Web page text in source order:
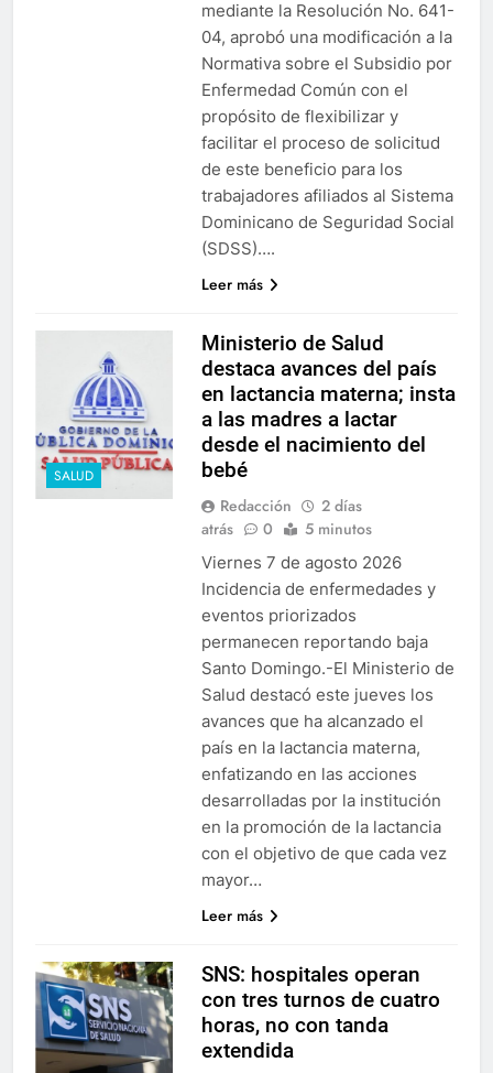
mediante la Resolución No. 641-
04, aprobó una modificación a la
Normativa sobre el Subsidio por
Enfermedad Común con el
propósito de flexibilizar y
facilitar el proceso de solicitud
de este beneficio para los
trabajadores afiliados al Sistema
Dominicano de Seguridad Social
(SDSS)….
Leer más
SALUD
Ministerio de Salud
destaca avances del país
en lactancia materna; insta
a las madres a lactar
desde el nacimiento del
bebé
Redacción
2 días
atrás
0 5 minutos
Viernes 7 de agosto 2026
Incidencia de enfermedades y
eventos priorizados
permanecen reportando baja
Santo Domingo.-El Ministerio de
Salud destacó este jueves los
avances que ha alcanzado el
país en la lactancia materna,
enfatizando en las acciones
desarrolladas por la institución
en la promoción de la lactancia
con el objetivo de que cada vez
mayor…
Leer más
SNS: hospitales operan
con tres turnos de cuatro
horas, no con tanda
extendida